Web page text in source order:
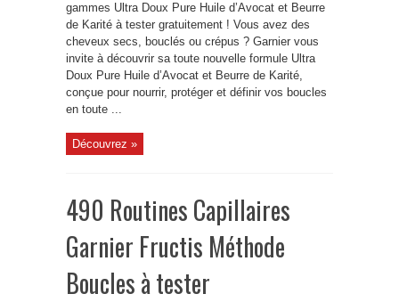
gammes Ultra Doux Pure Huile d’Avocat et Beurre
de Karité à tester gratuitement ! Vous avez des
cheveux secs, bouclés ou crépus ? Garnier vous
invite à découvrir sa toute nouvelle formule Ultra
Doux Pure Huile d’Avocat et Beurre de Karité,
conçue pour nourrir, protéger et définir vos boucles
en toute ...
Découvrez »
490 Routines Capillaires
Garnier Fructis Méthode
Boucles à tester